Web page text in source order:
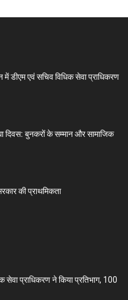
में डीएम एवं सचिव विधिक सेवा प्राधिकरण
दिवस: बुनकरों के सम्मान और सामाजिक
की प्राथमिकता
सेवा प्राधिकरण ने किया प्रतिभाग, 100